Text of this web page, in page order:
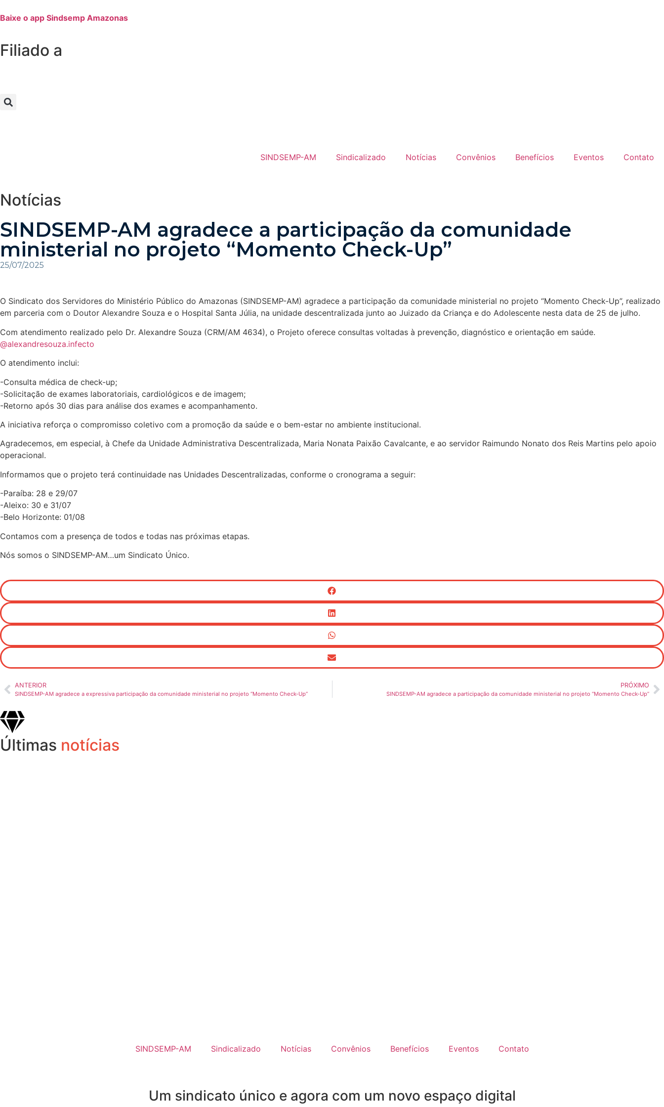
Baixe o app Sindsemp Amazonas
Filiado a
SINDSEMP-AM Sindicalizado Notícias Convênios Benefícios Eventos Contato
Notícias
SINDSEMP-AM agradece a participação da comunidade
ministerial no projeto “Momento Check-Up”
25/07/2025
O Sindicato dos Servidores do Ministério Público do Amazonas (SINDSEMP-AM) agradece a participação da comunidade ministerial no projeto “Momento Check-Up”, realizado
em parceria com o Doutor Alexandre Souza e o Hospital Santa Júlia, na unidade descentralizada junto ao Juizado da Criança e do Adolescente nesta data de 25 de julho.
Com atendimento realizado pelo Dr. Alexandre Souza (CRM/AM 4634), o Projeto oferece consultas voltadas à prevenção, diagnóstico e orientação em saúde.
@alexandresouza.infecto
O atendimento inclui:
-Consulta médica de check-up;
-Solicitação de exames laboratoriais, cardiológicos e de imagem;
-Retorno após 30 dias para análise dos exames e acompanhamento.
A iniciativa reforça o compromisso coletivo com a promoção da saúde e o bem-estar no ambiente institucional.
Agradecemos, em especial, à Chefe da Unidade Administrativa Descentralizada, Maria Nonata Paixão Cavalcante, e ao servidor Raimundo Nonato dos Reis Martins pelo apoio
operacional.
Informamos que o projeto terá continuidade nas Unidades Descentralizadas, conforme o cronograma a seguir:
-Paraíba: 28 e 29/07
-Aleixo: 30 e 31/07
-Belo Horizonte: 01/08
Contamos com a presença de todos e todas nas próximas etapas.
Nós somos o SINDSEMP-AM…um Sindicato Único.
ANTERIOR
SINDSEMP-AM agradece a expressiva participação da comunidade ministerial no projeto “Momento Check-Up”
PRÓXIMO
SINDSEMP-AM agradece a participação da comunidade ministerial no projeto “Momento Check-Up”
Últimas notícias
SINDSEMP-AM Sindicalizado Notícias Convênios Benefícios Eventos Contato
Um sindicato único e agora com um novo espaço digital